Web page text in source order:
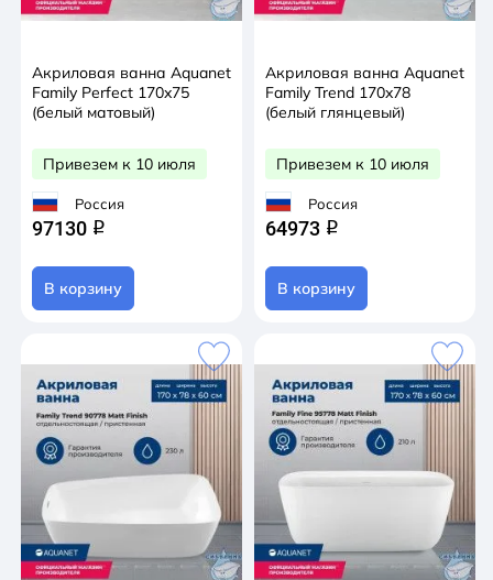
Акриловая ванна Aquanet
Family Perfect 170x75
(белый матовый)
Привезем к 10 июля
Россия
97130 q
В корзину
Акриловая ванна Aquanet
Family Trend 170x78
(белый глянцевый)
Привезем к 10 июля
Россия
64973 q
В корзину